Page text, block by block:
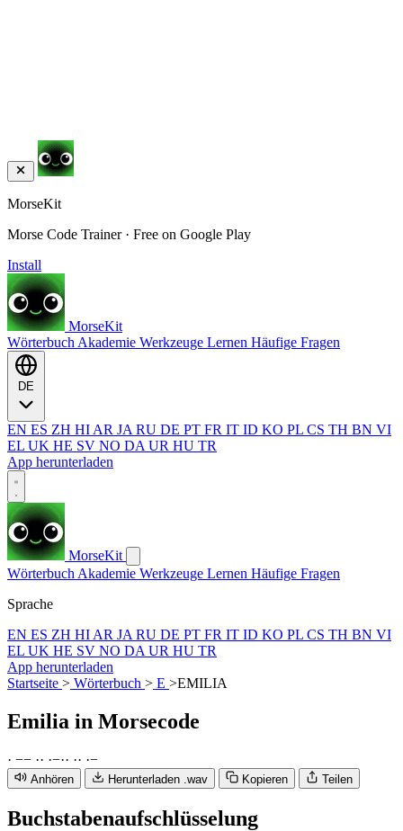
MorseKit
Morse Code Trainer · Free on Google Play
Install
MorseKit
Wörterbuch Akademie Werkzeuge Lernen Häufige Fragen
EN ES ZH HI AR JA RU DE PT FR IT ID KO PL CS TH BN VI
EL UK HE SV NO DA UR HU TR
App herunterladen
MorseKit
Wörterbuch Akademie Werkzeuge Lernen Häufige Fragen
Sprache
EN ES ZH HI AR JA RU DE PT FR IT ID KO PL CS TH BN VI
EL UK HE SV NO DA UR HU TR
App herunterladen
Startseite > Wörterbuch > E >EMILIA
Emilia in Morsecode
· −− ·· ·−·· ·· ·−
Anhören Herunterladen .wav Kopieren Teilen
Buchstabenaufschlüsselung